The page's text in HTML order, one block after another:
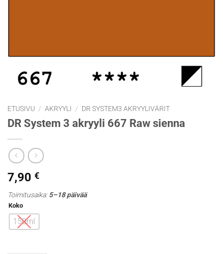
ETUSIVU / AKRYYLI / DR SYSTEM3 AKRYYLIVÄRIT
DR System 3 akryyli 667 Raw sienna
7,90 €
Toimitusaika:5–18 päivää
Koko
150ml